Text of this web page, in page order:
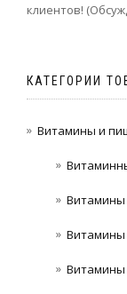
клиентов!
КАТЕГОРИИ
Витамины и
Витамины
Витамины
Витамины